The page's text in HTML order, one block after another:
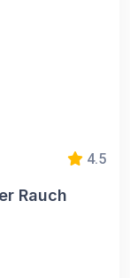
4.5
Rauch